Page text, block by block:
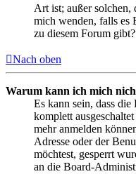
Art ist; außer solchen,
mich wenden, falls es
zu diesem Forum
Nach oben
Warum kann ich mich
Es kann sein, dass
komplett
mehr anmelden
Adresse oder der
möchtest, gesperrt
an die Board-